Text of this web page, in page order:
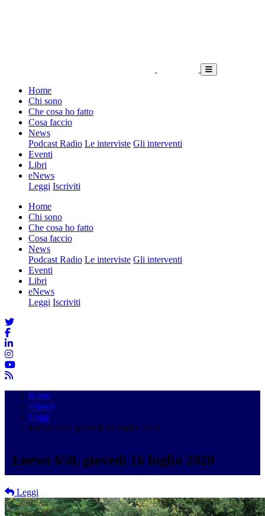
Home
Chi sono
Che cosa ho fatto
Cosa faccio
News
Podcast Radio Le interviste Gli interventi
Eventi
Libri
eNews
Leggi Iscriviti
Home
Chi sono
Che cosa ho fatto
Cosa faccio
News
Podcast Radio Le interviste Gli interventi
Eventi
Libri
eNews
Leggi Iscriviti
Home
eNews
Leggi
Enews 650, giovedì 16 luglio 2020
Enews 650, giovedì 16 luglio 2020
Leggi